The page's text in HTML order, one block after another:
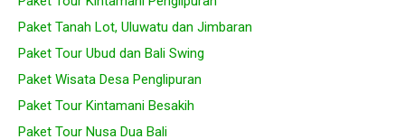
Paket Tanah Lot, Uluwatu dan Jimbaran
Paket Tour Ubud dan Bali Swing
Paket Wisata Desa Penglipuran
Paket Tour Kintamani Besakih
Paket Tour Nusa Dua Bali